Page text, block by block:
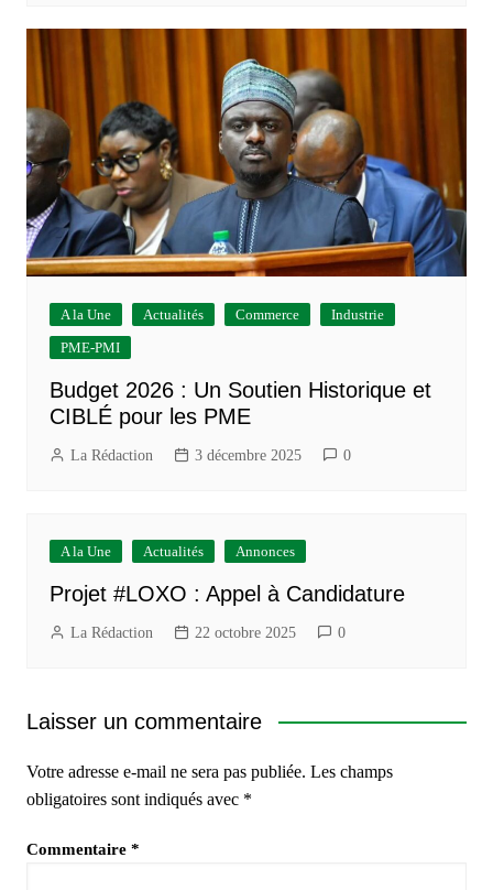
A la Une Actualités Commerce
Industrie
PME-PMI
Budget 2026 : Un Soutien Historique et
CIBLÉ pour les PME
La Rédaction 3 décembre 2025 0
A la Une Actualités Annonces
Projet #LOXO : Appel à Candidature
La Rédaction 22 octobre 2025 0
Laisser un commentaire
Votre adresse e-mail ne sera pas publiée. Les champs
obligatoires sont indiqués avec *
Commentaire *